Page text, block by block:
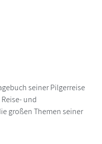
seiner Pilgerreise
und
großen Themen seiner